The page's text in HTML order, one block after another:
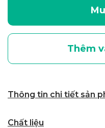
Thêm
Thông tin chi tiết sản
Chất liệu